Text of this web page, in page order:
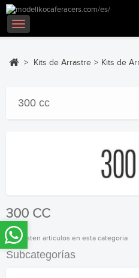
Navegación
Toggle
> Kits de Arrastre > Kits de
300 cc
300 CC
No existen articulos en esta categoria
Subcategorías